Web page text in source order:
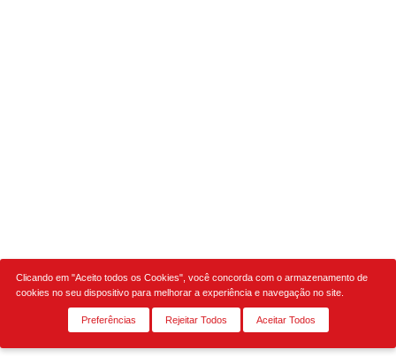
Clicando em "Aceito todos os Cookies", você concorda com o armazenamento de
cookies no seu dispositivo para melhorar a experiência e navegação no site.
Preferências Rejeitar Todos Aceitar Todos